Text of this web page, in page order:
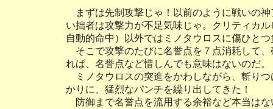
まずは先制攻撃じゃ！以前のように戦いの
い拙者は攻撃力が不足気味じゃ。クリティカ
自動的命中）以外ではミノタウロスに傷ひと
そこで攻撃のたびに名誉点を７点消耗して
れば、名誉点など惜しんでも意味はないのだ。
ミノタウロスの突進をかわしながら、斬り
かりに、猛烈なパンチを繰り出してきた！
防御まで名誉点を流用する余裕など本当は